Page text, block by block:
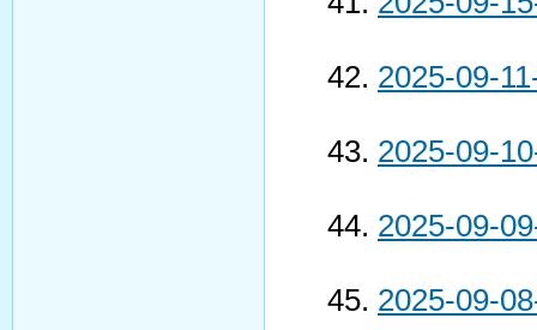
2025-09-
2025-09-
2025-09-
2025-09-